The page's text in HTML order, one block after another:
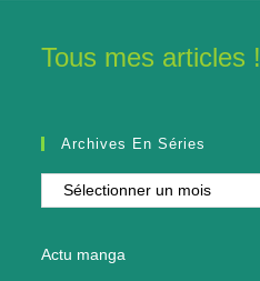
Tous mes articles !
Archives En Séries
Archives
en
Actu manga